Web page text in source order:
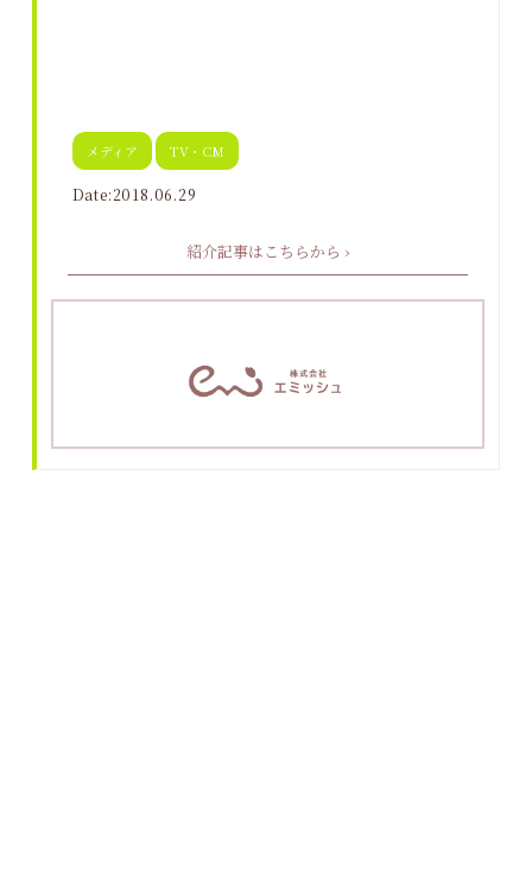
メディア TV・CM
Date:2018.06.29
紹介記事はこちらから ›